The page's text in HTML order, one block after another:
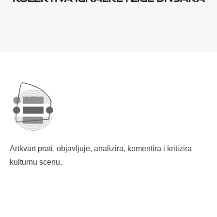
Artkvart prati, objavljuje, analizira, komentira i kritizira
kulturnu scenu.